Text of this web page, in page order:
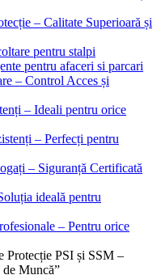
– Calitate Superioară și
pentru stalpi
pentru afaceri si parcari
– Control Acces și
– Ideali pentru orice
– Perfecți pentru
– Siguranță Certificată
ideală pentru
– Pentru orice